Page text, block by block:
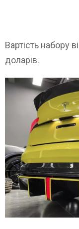
Вартість набору
доларів.